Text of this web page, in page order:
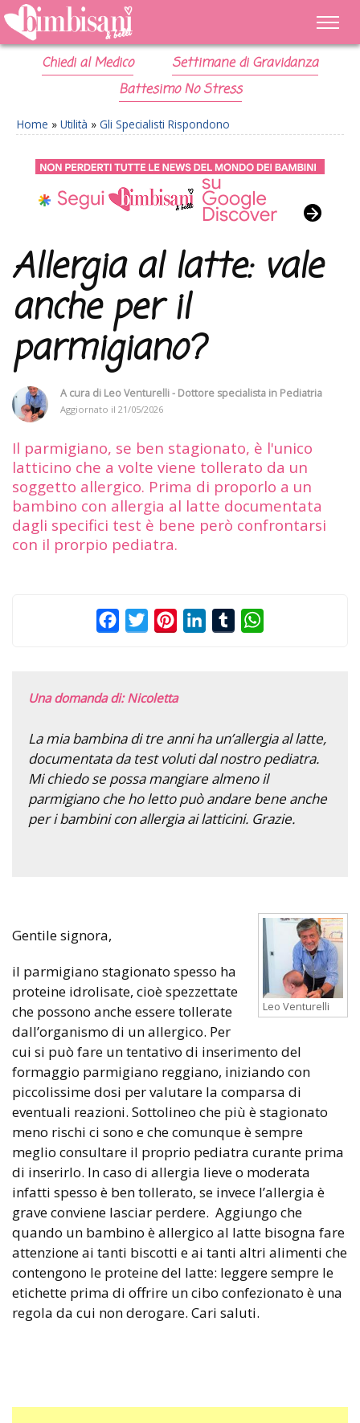
Chiedi al Medico
Settimane di Gravidanza
Battesimo No Stress
Home » Utilità » Gli Specialisti Rispondono
Allergia al latte: vale
anche per il
parmigiano?
A cura di Leo Venturelli - Dottore specialista in Pediatria
Aggiornato il 21/05/2026
Il parmigiano, se ben stagionato, è l'unico
latticino che a volte viene tollerato da un
soggetto allergico. Prima di proporlo a un
bambino con allergia al latte documentata
dagli specifici test è bene però confrontarsi
con il prorpio pediatra.
FacebookTwitterPinterestLinkedInTumblr
Una domanda di: Nicoletta
La mia bambina di tre anni ha un’allergia al latte,
documentata da test voluti dal nostro pediatra.
Mi chiedo se possa mangiare almeno il
parmigiano che ho letto può andare bene anche
per i bambini con allergia ai latticini. Grazie.
Leo Venturelli
Gentile signora,
il parmigiano stagionato spesso ha
proteine idrolisate, cioè spezzettate
che possono anche essere tollerate
dall’organismo di un allergico. Per
cui si può fare un tentativo di inserimento del
formaggio parmigiano reggiano, iniziando con
piccolissime dosi per valutare la comparsa di
eventuali reazioni. Sottolineo che più è stagionato
meno rischi ci sono e che comunque è sempre
meglio consultare il proprio pediatra curante prima
di inserirlo. In caso di allergia lieve o moderata
infatti spesso è ben tollerato, se invece l’allergia è
grave conviene lasciar perdere. Aggiungo che
quando un bambino è allergico al latte bisogna fare
attenzione ai tanti biscotti e ai tanti altri alimenti che
contengono le proteine del latte: leggere sempre le
etichette prima di offrire un cibo confezionato è una
regola da cui non derogare. Cari saluti.